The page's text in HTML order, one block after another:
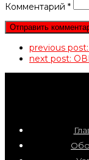
Комментарий *
previous post:
next post: